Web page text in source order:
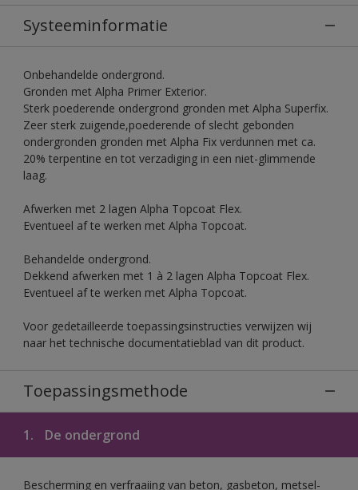
Systeeminformatie
Onbehandelde ondergrond.
Gronden met Alpha Primer Exterior.
Sterk poederende ondergrond gronden met Alpha Superfix.
Zeer sterk zuigende,poederende of slecht gebonden
ondergronden gronden met Alpha Fix verdunnen met ca.
20% terpentine en tot verzadiging in een niet-glimmende
laag.
Afwerken met 2 lagen Alpha Topcoat Flex.
Eventueel af te werken met Alpha Topcoat.
Behandelde ondergrond.
Dekkend afwerken met 1 à 2 lagen Alpha Topcoat Flex.
Eventueel af te werken met Alpha Topcoat.
Voor gedetailleerde toepassingsinstructies verwijzen wij
naar het technische documentatieblad van dit product.
Toepassingsmethode
1. De ondergrond
Bescherming en verfraaiing van beton, gasbeton, metsel-